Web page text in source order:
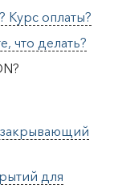
Курс оплаты?
что делать?
для